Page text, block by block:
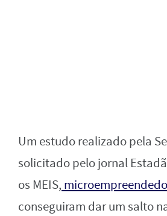
Um estudo realizado pela
solicitado pelo jornal
os MEIS,
conseguiram dar um salto